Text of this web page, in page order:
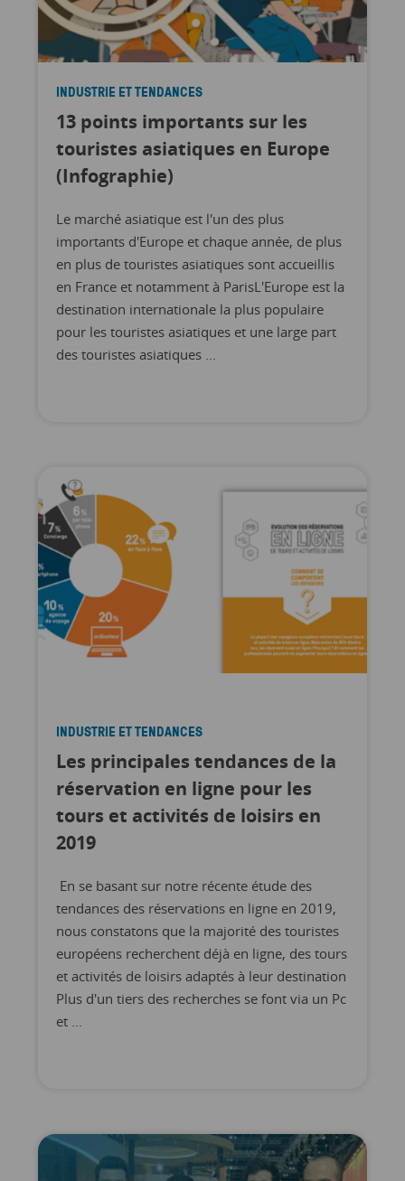
INDUSTRIE ET TENDANCES
13 points importants sur les
touristes asiatiques en Europe
(Infographie)
Le marché asiatique est l'un des plus
importants d'Europe et chaque année, de plus
en plus de touristes asiatiques sont accueillis
en France et notamment à ParisL'Europe est la
destination internationale la plus populaire
pour les touristes asiatiques et une large part
des touristes asiatiques ...
INDUSTRIE ET TENDANCES
Les principales tendances de la
réservation en ligne pour les
tours et activités de loisirs en
2019
En se basant sur notre récente étude des
tendances des réservations en ligne en 2019,
nous constatons que la majorité des touristes
européens recherchent déjà en ligne, des tours
et activités de loisirs adaptés à leur destination
Plus d'un tiers des recherches se font via un Pc
et ...